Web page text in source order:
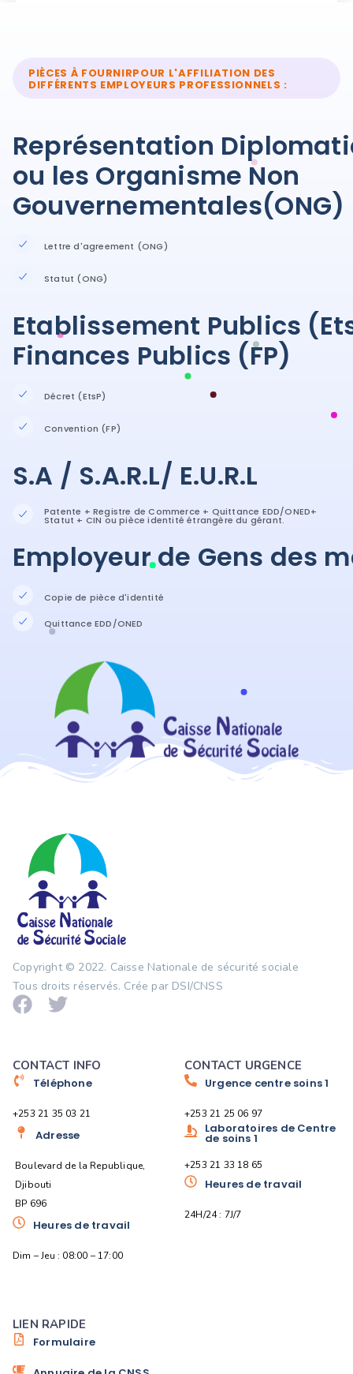
PIÈCES À FOURNIRPOUR L'AFFILIATION DES
DIFFÉRENTS EMPLOYEURS PROFESSIONNELS :
Représentation
ou les Organisme Non
Gouvernementales(ONG)
Lettre d'agreement (ONG)
Statut (ONG)
Etablissement Publics
Finances Publics (FP)
Décret (EtsP)
Convention (FP)
S.A / S.A.R.L/ E.U.R.L
Patente + Registre de Commerce + Quittance EDD/ONED+
Statut + CIN ou pièce identité étrangère du gérant.
Employeur de Gens des
Copie de pièce d'identité
Quittance EDD/ONED
Copyright © 2022. Caisse Nationale de sécurité sociale
Tous droits réservés. Crée par DSI/CNSS
CONTACT INFO
Téléphone
+253 21 35 03 21
Adresse
Boulevard de la Republique,
Djibouti
BP 696
Heures de travail
Dim – Jeu : 08:00 – 17:00
CONTACT URGENCE
Urgence centre soins 1
+253 21 25 06 97
Laboratoires de Centre
de soins 1
+253 21 33 18 65
Heures de travail
24H/24 : 7J/7
LIEN RAPIDE
Formulaire